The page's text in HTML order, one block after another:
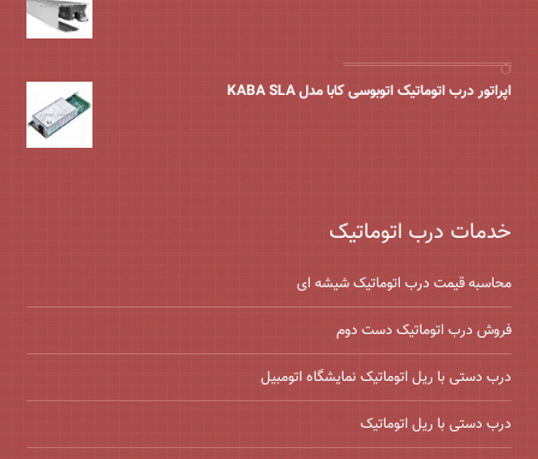
اپراتور درب اتوماتیک اتوبوسی کابا مدل KABA SLA
خدمات درب اتوماتیک
محاسبه قیمت درب اتوماتیک شیشه ‌ای
فروش درب اتوماتیک دست دوم
درب دستی با ریل اتوماتیک نمایشگاه اتومبیل
درب دستی با ریل اتوماتیک